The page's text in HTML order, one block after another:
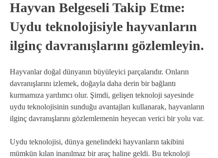
Hayvan Belgeseli Takip Etme:
Uydu teknolojisiyle hayvanların
ilginç davranışlarını gözlemleyin.
Hayvanlar doğal dünyanın büyüleyici parçalarıdır. Onların
davranışlarını izlemek, doğayla daha derin bir bağlantı
kurmamıza yardımcı olur. Şimdi, gelişen teknoloji sayesinde
uydu teknolojisinin sunduğu avantajları kullanarak, hayvanların
ilginç davranışlarını gözlemlemenin heyecan verici bir yolu var.
Uydu teknolojisi, dünya genelindeki hayvanların takibini
mümkün kılan inanılmaz bir araç haline geldi. Bu teknoloji